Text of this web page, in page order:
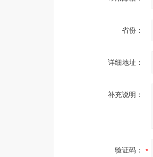
省份：
详细地址：
补充说明：
验证码：